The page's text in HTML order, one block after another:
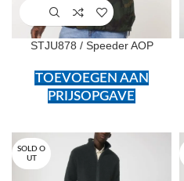
STJU878 / Speeder AOP
TOEVOEGEN AAN
PRIJSOPGAVE
SOLD O
UT